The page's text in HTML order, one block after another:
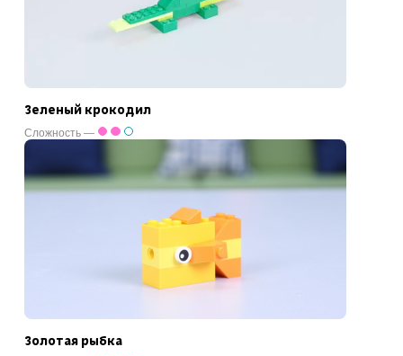
Зеленый крокодил
Сложность —
Золотая рыбка